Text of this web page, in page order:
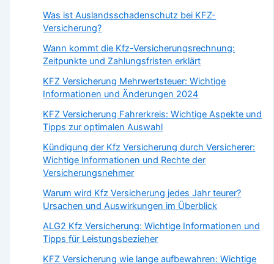
Was ist Auslandsschadenschutz bei KFZ-
Versicherung?
Wann kommt die Kfz-Versicherungsrechnung:
Zeitpunkte und Zahlungsfristen erklärt
KFZ Versicherung Mehrwertsteuer: Wichtige
Informationen und Änderungen 2024
KFZ Versicherung Fahrerkreis: Wichtige Aspekte und
Tipps zur optimalen Auswahl
Kündigung der Kfz Versicherung durch Versicherer:
Wichtige Informationen und Rechte der
Versicherungsnehmer
Warum wird Kfz Versicherung jedes Jahr teurer?
Ursachen und Auswirkungen im Überblick
ALG2 Kfz Versicherung: Wichtige Informationen und
Tipps für Leistungsbezieher
KFZ Versicherung wie lange aufbewahren: Wichtige